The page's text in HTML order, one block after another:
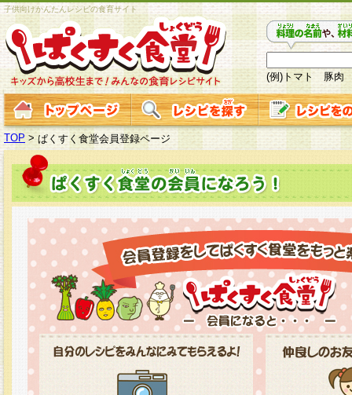
子供向けかんたんレシピの食育サイト
(例)トマト 豚肉
TOP > ぱくすく食堂会員登録ページ